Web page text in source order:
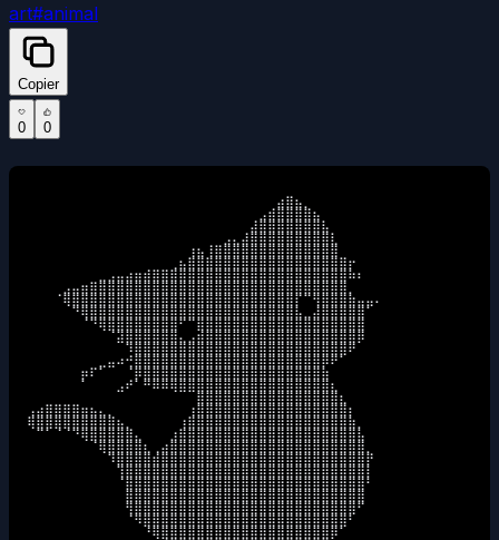
art#animal
Copier
0 0
⠀⠀⠀⠀⠀⠀⠀⠀⠀⠀⠀⠀⠀⠀⠀⠀⠀⠀⠀⠀⠀⠀⠀⠀⠀⠀⠀⠀⣴⣿⣦⡀⠀⠀⠀⠀⠀⠀⠀⠀
⠀⠀⠀⠀⠀⠀⠀⠀⠀⠀⠀⠀⠀⠀⠀⠀⠀⠀⠀⠀⠀⠀⠀⠀⠀⠀⣠⣾⣿⣿⣿⣿⣦⠀⠀⠀⠀⠀⠀⠀
⠀⠀⠀⠀⠀⠀⠀⠀⠀⠀⠀⠀⠀⠀⠀⠀⠀⠀⠀⠀⠀⠀⠀⠀⠀⣼⣿⣿⣿⣿⣿⣿⣿⣧⠀⠀⠀⠀⠀⠀
⠀⠀⠀⠀⠀⠀⠀⠀⠀⠀⠀⠀⠀⠀⠀⠀⠀⠀⠀⠀⠀⠀⣠⣄⣼⣿⣿⣿⣿⣿⣿⣿⣿⣿⣇⠀⠀⠀⠀⠀
⠀⠀⠀⠀⠀⠀⠀⠀⠀⠀⠀⠀⠀⠀⠀⠀⠀⠀⢰⣦⢸⣿⣿⣿⣿⣿⣿⣿⣿⣿⣿⣿⣿⣿⣿⠀⠀⠀⠀⠀
⠀⠀⠀⠀⠀⠀⠀⠀⠀⠀⠀⠀⠀⠀⠀⠀⢀⣦⣿⣿⣿⣿⣿⣿⣿⣿⣿⣿⣿⣿⣿⣿⣿⣿⣿⣿⡖⠀⠀⠀
⠀⠀⠀⠀⠀⠀⠀⠀⣀⣠⣤⣴⣶⣾⣿⣿⣿⣿⣿⣿⣿⣿⣿⣿⣿⣿⣿⣿⣿⣿⣿⣿⣿⣿⣿⣿⠷⠆⠀⠀
⠀⠀⠀⠀⣠⣤⣶⣿⣿⣿⣿⣿⣿⣿⣿⣿⣿⣿⣿⣿⣿⣿⣿⣿⣿⣿⣿⣿⣿⣿⣿⣿⣿⣿⣿⣿⡀⠀⠀⠀
⠀⠀⠀⠈⢿⣿⣿⣿⣿⣿⣿⣿⣿⣿⣿⣿⣿⣿⣿⣿⣿⣿⣿⣿⣿⣿⣿⣿⣿⣿⡏⠉⢻⣿⣿⣿⣷⣤⣤⠄
⠀⠀⠀⠀⠀⠙⢿⣿⣿⣿⣿⣿⣿⣿⣿⣿⣿⣿⣿⣿⣿⣿⣿⣿⣿⣿⣿⣿⣿⣿⣧⣀⣼⣿⣿⣿⣿⣿⠁⠀
⠀⠀⠀⠀⠀⠀⠈⠙⢿⣿⣿⣿⣿⣿⣿⣿⣿⠋⠉⣿⣿⣿⣿⣿⣿⣿⣿⣿⣿⣿⣿⣿⣿⣿⣿⣿⣿⣿⠀⠀
⠀⠀⠀⠀⠀⠀⠀⠀⠀⠈⣽⣿⣿⣿⣿⣿⣿⣄⣠⣾⣿⣿⣿⣿⣿⣿⣿⣿⣿⣿⣿⣿⣿⣿⣿⣿⣿⡿⠀⠀
⠀⠀⠀⠀⠀⠀⠀⠀⠀⠀⠀⠹⣿⣿⣿⣿⣿⣿⣿⣿⣿⣿⣿⣿⣿⣿⣿⣿⣿⣿⣿⣿⣿⣿⣿⣿⠟⠀⠀⠀
⠀⠀⠀⠀⠀⠀⠀⠀⣀⣤⠴⢚⣿⣿⣿⣿⣿⣿⣿⣿⣿⣿⣿⣿⣿⣿⣿⣿⣿⣿⣿⣿⣿⡿⠟⠁⠀⠀⠀⠀
⠀⠀⠀⠀⠀⠀⡶⠏⠁⠀⠀⠈⡿⣿⣿⣿⣿⣿⣿⣿⣿⣿⣿⣿⣿⣿⣿⣿⣿⣿⣿⣿⣿⣷⠀⠀⠀⠀⠀⠀
⠀⠀⠀⠀⠀⠀⠁⠀⠀⠀⣠⠞⠁⠛⠿⠿⢿⣿⣿⣿⣿⣿⣿⣿⣿⣿⣿⣿⣿⣿⣿⣿⣿⣿⣆⠀⠀⠀⠀⠀
⠀⠀⠀⠀⠀⠀⠀⠀⠀⠀⠀⠀⠀⠀⠀⠀⠀⠀⠀⣿⣿⣿⣿⣿⣿⣿⣿⣿⣿⣿⣿⣿⣿⣿⣿⣆⠀⠀⠀⠀
⢠⣴⣿⣿⣿⣿⣶⣦⣄⡀⠀⠀⠀⠀⠀⠀⠀⠀⢰⣿⣿⣿⣿⣿⣿⣿⣿⣿⣿⣿⣿⣿⣿⣿⣿⣿⡆⠀⠀⠀
⢿⣿⣿⣿⣿⣿⣿⣿⣿⣿⣦⡀⠀⠀⠀⠀⠀⢰⣿⣿⣿⣿⣿⣿⣿⣿⣿⣿⣿⣿⣿⣿⣿⣿⣿⣿⣷⡀⠀⠀
⠀⠉⠁⠈⠈⠙⢿⣿⣿⣿⣿⣿⣄⠀⠀⠀⣰⣿⣿⣿⣿⣿⣿⣿⣿⣿⣿⣿⣿⣿⣿⣿⣿⣿⣿⣿⣿⣧⠀⠀
⠀⠀⠀⠀⠀⠀⠀⠈⢿⣿⣿⣿⣿⣆⢀⣴⣿⣿⣿⣿⣿⣿⣿⣿⣿⣿⣿⣿⣿⣿⣿⣿⣿⣿⣿⣿⣿⣿⡀⠀
⠀⠀⠀⠀⠀⠀⠀⠀⠀⠹⣿⣿⣿⣿⣾⣿⣿⣿⣿⣿⣿⣿⣿⣿⣿⣿⣿⣿⣿⣿⣿⣿⣿⣿⣿⣿⣿⣿⡟⠀
⠀⠀⠀⠀⠀⠀⠀⠀⠀⠀⢹⣿⣿⣿⣿⣿⣿⣿⣿⣿⣿⣿⣿⣿⣿⣿⣿⣿⣿⣿⣿⣿⣿⣿⣿⣿⣿⣿⡇⠀
⠀⠀⠀⠀⠀⠀⠀⠀⠀⠀⠈⣿⣿⣿⣿⣿⣿⣿⣿⣿⣿⣿⣿⣿⣿⣿⣿⣿⣿⣿⣿⣿⣿⣿⣿⣿⣿⣿⠃⠀
⠀⠀⠀⠀⠀⠀⠀⠀⠀⠀⠀⣿⣿⣿⣿⣿⣿⣿⣿⣿⣿⣿⣿⣿⣿⣿⣿⣿⣿⣿⣿⣿⣿⣿⣿⣿⣿⣿⠀⠀
⠀⠀⠀⠀⠀⠀⠀⠀⠀⠀⠀⢻⣿⣿⣿⣿⣿⣿⣿⣿⣿⣿⣿⣿⣿⣿⣿⣿⣿⣿⣿⣿⣿⣿⣿⣿⣿⠋⠀⠀
⠀⠀⠀⠀⠀⠀⠀⠀⠀⠀⠀⠈⠻⣿⣿⣿⣿⣿⣿⣿⣿⣿⣿⣿⣿⣿⣿⣿⣿⣿⣿⣿⣿⣿⣿⣿⠃⠀⠀⠀
⠀⠀⠀⠀⠀⠀⠀⠀⠀⠀⠀⠀⠀⠘⢿⣿⣿⣿⣿⣿⣿⣿⣿⣿⣿⣿⣿⣿⣿⣿⣿⣿⣿⣿⡿⠁⠀⠀⠀⠀